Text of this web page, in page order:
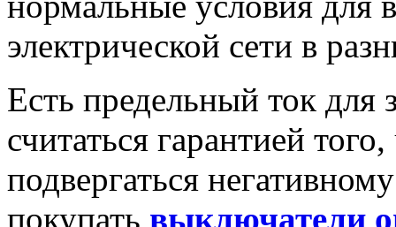
электрической сети в
Есть предельный ток для
считаться гарантией
подвергаться
покупать выключатели